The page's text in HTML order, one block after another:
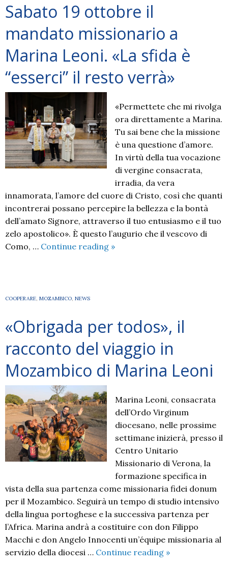
rifacimento
tetto.
«Grazie
di
cuore
quanti
hanno
donato»
Sabato 19 ottobre il
mandato missionario a
Marina Leoni. «La sfida è
“esserci” il resto verrà»
«Permettete che mi rivolga
ora direttamente a Marina.
Tu sai bene che la missione
è una questione d’amore.
In virtù della tua vocazione
di vergine consacrata,
irradia, da vera
innamorata, l’amore del cuore di Cristo, così che quanti
incontrerai possano percepire la bellezza e la bontà
dell’amato Signore, attraverso il tuo entusiasmo e il tuo
zelo apostolico». È questo l’augurio che il vescovo di
Como, … Continue reading Sabato
a
Marina
Leoni.
sfida
“esserci”
resto
verrà»
»
COOPERARE, MOZAMBICO, NEWS
«Obrigada per todos», il
racconto del viaggio in
Mozambico di Marina Leoni
Marina Leoni, consacrata
dell’Ordo Virginum
diocesano, nelle prossime
settimane inizierà, presso il
Centro Unitario
Missionario di Verona, la
formazione specifica in
vista della sua partenza come missionaria fidei donum
per il Mozambico. Seguirà un tempo di studio intensivo
della lingua portoghese e la successiva partenza per
l’Africa. Marina andrà a costituire con don Filippo
Macchi e don Angelo Innocenti un’équipe missionaria al
servizio della diocesi … Continue reading «Obrigada
»